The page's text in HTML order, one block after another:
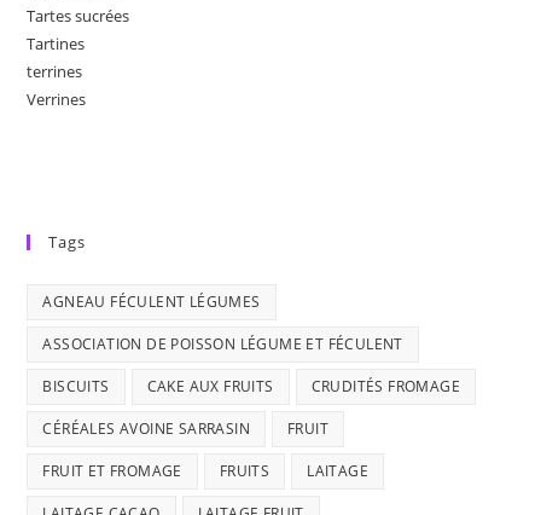
Tartes sucrées
Tartines
terrines
Verrines
Tags
AGNEAU FÉCULENT LÉGUMES
ASSOCIATION DE POISSON LÉGUME ET FÉCULENT
BISCUITS CAKE AUX FRUITS CRUDITÉS FROMAGE
CÉRÉALES AVOINE SARRASIN FRUIT
FRUIT ET FROMAGE FRUITS LAITAGE